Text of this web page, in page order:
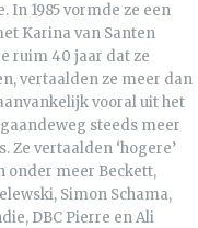
In 1985 vormde ze een
Karina van Santen
ruim 40 jaar dat ze
vertaalden ze meer dan
vooral uit het
steeds meer
Ze vertaalden ‘hogere’
onder meer Beckett,
Simon Schama,
DBC Pierre en Ali